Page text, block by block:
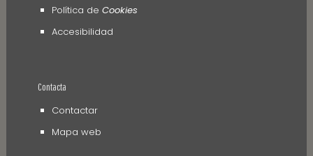
Política de Cookies
Accesibilidad
Contacta
Contactar
Mapa web